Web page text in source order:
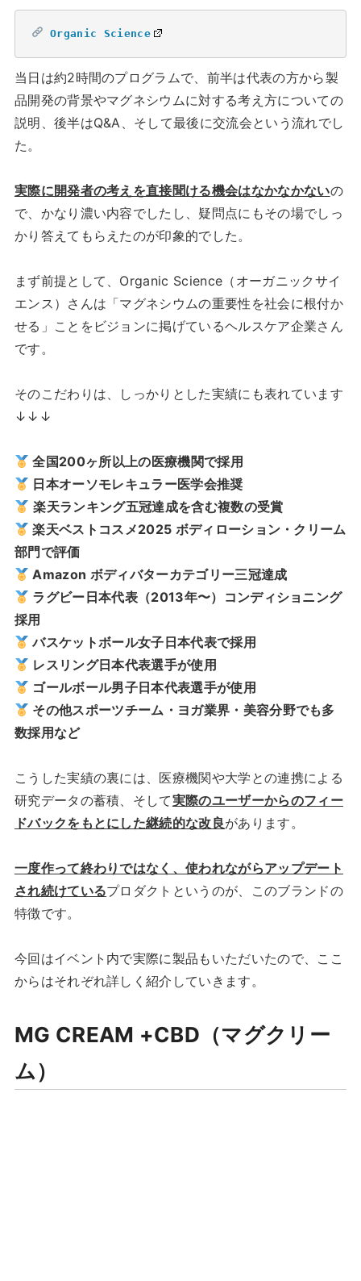
Organic Science
当日は約2時間のプログラムで、前半は代表の方から製
品開発の背景やマグネシウムに対する考え方についての
説明、後半はQ&A、そして最後に交流会という流れでし
た。
実際に開発者の考えを直接聞ける機会はなかなかないの
で、かなり濃い内容でしたし、疑問点にもその場でしっ
かり答えてもらえたのが印象的でした。
まず前提として、Organic Science（オーガニックサイ
エンス）さんは「マグネシウムの重要性を社会に根付か
せる」ことをビジョンに掲げているヘルスケア企業さん
です。
そのこだわりは、しっかりとした実績にも表れています
↓↓↓
全国200ヶ所以上の医療機関で採用
日本オーソモレキュラー医学会推奨
楽天ランキング五冠達成を含む複数の受賞
楽天ベストコスメ2025 ボディローション・クリーム
部門で評価
Amazon ボディバターカテゴリー三冠達成
ラグビー日本代表（2013年〜）コンディショニング
採用
バスケットボール女子日本代表で採用
レスリング日本代表選手が使用
ゴールボール男子日本代表選手が使用
その他スポーツチーム・ヨガ業界・美容分野でも多
数採用など
こうした実績の裏には、医療機関や大学との連携による
研究データの蓄積、そして実際のユーザーからのフィー
ドバックをもとにした継続的な改良があります。
一度作って終わりではなく、使われながらアップデート
され続けているプロダクトというのが、このブランドの
特徴です。
今回はイベント内で実際に製品もいただいたので、ここ
からはそれぞれ詳しく紹介していきます。
MG CREAM +CBD（マグクリー
ム）